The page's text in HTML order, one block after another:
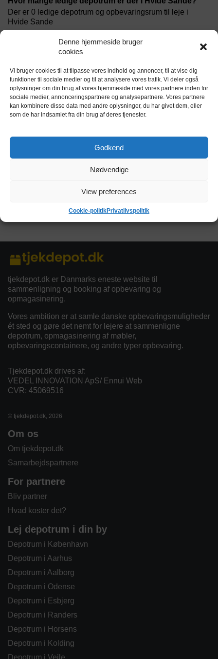
Denne hjemmeside bruger
cookies
Vi bruger cookies til at tilpasse vores indhold og annoncer, til at vise dig
funktioner til sociale medier og til at analysere vores trafik. Vi deler også
oplysninger om din brug af vores hjemmeside med vores partnere inden for
sociale medier, annonceringspartnere og analysepartnere. Vores partnere
kan kombinere disse data med andre oplysninger, du har givet dem, eller
som de har indsamlet fra din brug af deres tjenester.
Godkend
Nødvendige
View preferences
Cookie-politikPrivatlivspolitik
Der er 0 ledige depotrum og opbevaringsrum til leje i
Hvide Sande
Hvor mange lagerhoteller er der i Hvide Sande?
Du kan vælge imellem 1 lagerhoteller i Hvide Sande
Hjælp og vejledning
Hvordan virker self-storage?
Er det første gang, du lejer et depotrum? Læs mere om,
hvordan det fungerer.
Find ud at, hvilken størrelse depotrum, du skal bruge.
Egenskaber og features
Find ud af om dit depotrum være døgnovervåget, og er det
vigtigt at det er opvarmet og klimakontrolleret?
tjekdepot.dk er Danmarks eneste website til
sammenligning og booking af opbevaring og
opmagasinering.
Vores ambition er at samle danske opbevaringsmuligheder
ét sted og gøre det nemt for lejere at sammenligne
depotrum, opmagasinering af møbler,
opbevaringscontainere, og andre typer opbevaring.
Tjekdepot.dk drives af:
VEDEL INNOVATION ApS/ Ennui Web
CVR: 45069516
© tjekdepot.dk, 2026
Om os
Om tjekdepot.dk
Samarbejdspartnere
For partnere
Bliv partner
Hvad koster det?
Lej depotrum i din by
Depotrum i København
Depotrum i Aarhus
Depotrum i Aalborg
Depotrum i Odense
Depotrum i Esbjerg
Depotrum i Randers
Depotrum i Horsens
Depotrum i Kolding